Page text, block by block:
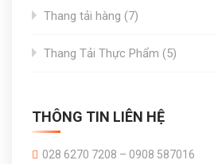
Thang tải hàng
77
Thang Tải Thực Phẩm
55
THÔNG TIN LIÊN HỆ
028 6270 7208 – 0908 587016